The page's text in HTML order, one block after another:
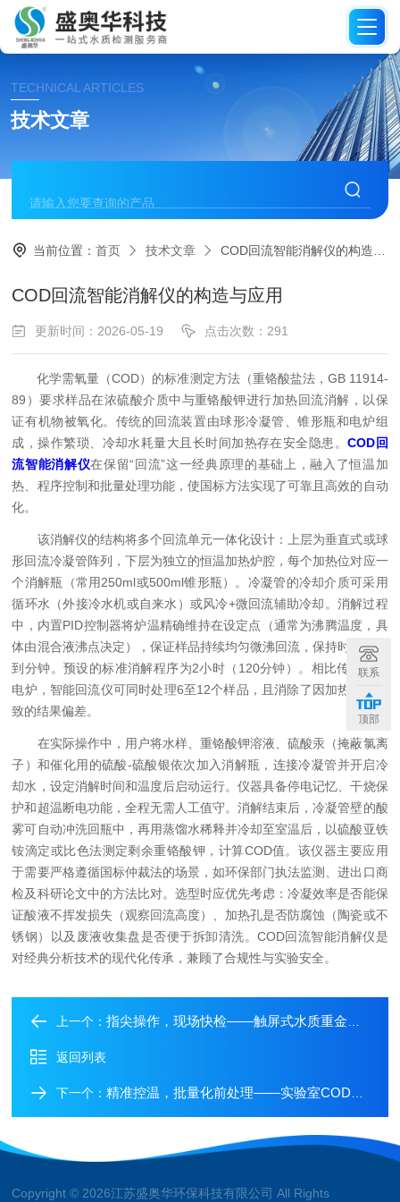
TECHNICAL ARTICLES
技术文章
当前位置：首页 技术文章 COD回流智能消解仪的构造与应用
COD回流智能消解仪的构造与应用
更新时间：2026-05-19 点击次数：291
化学需氧量（COD）的标准测定方法（重铬酸盐法，GB 11914-
89）要求样品在浓硫酸介质中与重铬酸钾进行加热回流消解，以保
证有机物被氧化。传统的回流装置由球形冷凝管、锥形瓶和电炉组
成，操作繁琐、冷却水耗量大且长时间加热存在安全隐患。COD回
流智能消解仪在保留“回流”这一经典原理的基础上，融入了恒温加
热、程序控制和批量处理功能，使国标方法实现了可靠且高效的自动
化。
该消解仪的结构将多个回流单元一体化设计：上层为垂直式或球
形回流冷凝管阵列，下层为独立的恒温加热炉腔，每个加热位对应一
个消解瓶（常用250ml或500ml锥形瓶）。冷凝管的冷却介质可采用
循环水（外接冷水机或自来水）或风冷+微回流辅助冷却。消解过程
中，内置PID控制器将炉温精确维持在设定点（通常为沸腾温度，具
体由混合液沸点决定），保证样品持续均匀微沸回流，保持时间精确
到分钟。预设的标准消解程序为2小时（120分钟）。相比传统手动
电炉，智能回流仪可同时处理6至12个样品，且消除了因加热不均导
致的结果偏差。
在实际操作中，用户将水样、重铬酸钾溶液、硫酸汞（掩蔽氯离
子）和催化用的硫酸-硫酸银依次加入消解瓶，连接冷凝管并开启冷
却水，设定消解时间和温度后启动运行。仪器具备停电记忆、干烧保
护和超温断电功能，全程无需人工值守。消解结束后，冷凝管壁的酸
雾可自动冲洗回瓶中，再用蒸馏水稀释并冷却至室温后，以硫酸亚铁
铵滴定或比色法测定剩余重铬酸钾，计算COD值。该仪器主要应用
于需要严格遵循国标仲裁法的场景，如环保部门执法监测、进出口商
检及科研论文中的方法比对。选型时应优先考虑：冷凝效率是否能保
证酸液不挥发损失（观察回流高度）、加热孔是否防腐蚀（陶瓷或不
锈钢）以及废液收集盘是否便于拆卸清洗。COD回流智能消解仪是
对经典分析技术的现代化传承，兼顾了合规性与实验安全。
上一个：指尖操作，现场快检——触屏式水质重金属测定仪的技术演进
返回列表
下一个：精准控温，批量化前处理——实验室COD智能消解仪的设计与应用
Copyright © 2026江苏盛奥华环保科技有限公司 All Rights
联系
顶部